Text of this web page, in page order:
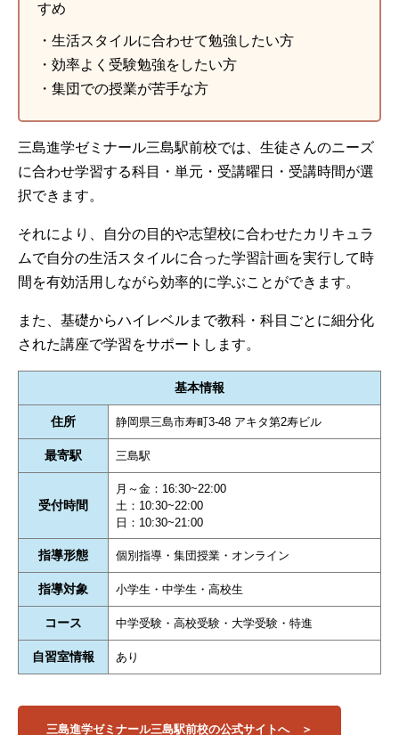
すめ
・生活スタイルに合わせて勉強したい方
・効率よく受験勉強をしたい方
・集団での授業が苦手な方
三島進学ゼミナール三島駅前校では、生徒さんのニーズ
に合わせ学習する科目・単元・受講曜日・受講時間が選
択できます。
それにより、自分の目的や志望校に合わせたカリキュラ
ムで自分の生活スタイルに合った学習計画を実行して時
間を有効活用しながら効率的に学ぶことができます。
また、基礎からハイレベルまで教科・科目ごとに細分化
された講座で学習をサポートします。
基本情報
住所 静岡県三島市寿町3-48 アキタ第2寿ビル
最寄駅 三島駅
受付時間
月～金：16:30~22:00
土：10:30~22:00
日：10:30~21:00
指導形態 個別指導・集団授業・オンライン
指導対象 小学生・中学生・高校生
コース 中学受験・高校受験・大学受験・特進
自習室情報 あり
三島進学ゼミナール三島駅前校の公式サイトへ